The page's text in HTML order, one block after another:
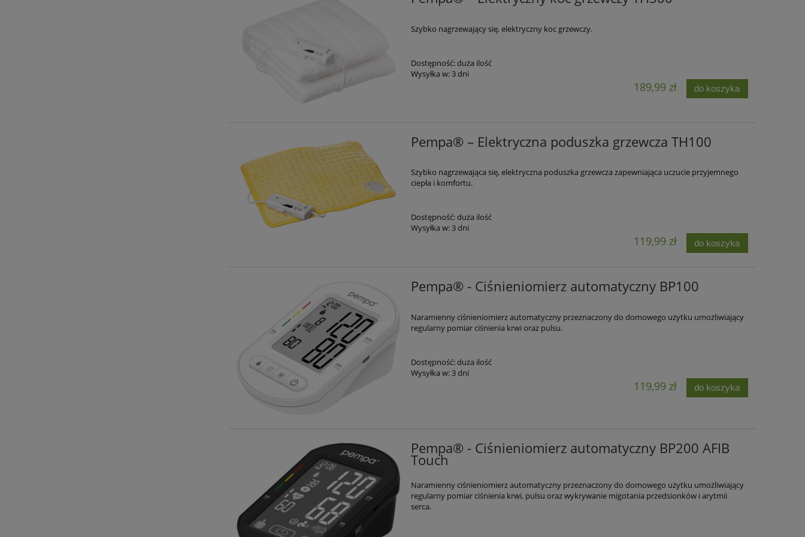
Szybko nagrzewający się, elektryczny koc grzewczy.
Dostępność:duża ilość
Wysyłka w:3 dni
189,99 zł do koszyka
Pempa® – Elektryczna poduszka grzewcza TH100
Szybko nagrzewająca się, elektryczna poduszka grzewcza zapewniająca uczucie przyjemnego
ciepła i komfortu.
Dostępność:duża ilość
Wysyłka w:3 dni
119,99 zł do koszyka
Pempa® - Ciśnieniomierz automatyczny BP100
Naramienny ciśnieniomierz automatyczny przeznaczony do domowego użytku umożliwiający
regularny pomiar ciśnienia krwi oraz pulsu.
Dostępność:duża ilość
Wysyłka w:3 dni
119,99 zł do koszyka
Pempa® - Ciśnieniomierz automatyczny BP200 AFIB
Touch
Naramienny ciśnieniomierz automatyczny przeznaczony do domowego użytku umożliwiający
regularny pomiar ciśnienia krwi, pulsu oraz wykrywanie migotania przedsionków i arytmii
serca.